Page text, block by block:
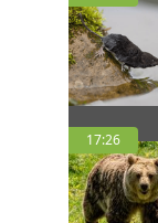
17:26